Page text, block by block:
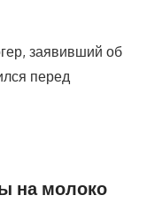
заявивший об
перед
на молоко